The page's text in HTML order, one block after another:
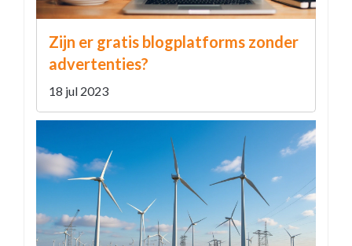
Zijn er gratis blogplatforms zonder
advertenties?
18 jul 2023